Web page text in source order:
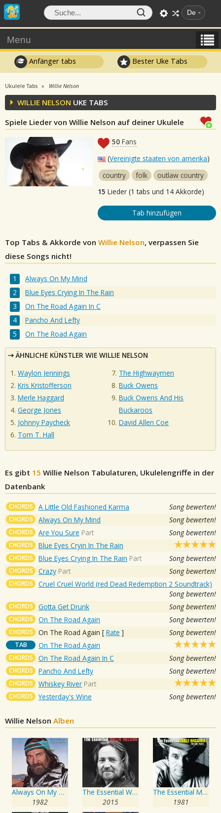
De
Menu
Anfänger tabs Bester Uke Tabs
Ukulele Tabs Willie Nelson
WILLIE NELSON UKE TABS
Spiele Lieder von Willie Nelson auf deiner Ukulele
50 Fans
(Vereinigte staaten von amerika)
country
folk
outlaw country
15 Lieder (1 tabs und 14 Akkorde)
Tab hinzufügen
Top Tabs & Akkorde von Willie Nelson, verpassen Sie
diese Songs nicht!
Always On My Mind
Blue Eyes Crying In The Rain
On The Road Again In C
Pancho And Lefty
On The Road Again
ÄHNLICHE KÜNSTLER WIE WILLIE NELSON
Waylon Jennings
Kris Kristofferson
Merle Haggard
George Jones
Johnny Paycheck
Tom T. Hall
The Highwaymen
Buck Owens
Buck Owens And His
Buckaroos
David Allen Coe
Es gibt 15 Willie Nelson Tabulaturen, Ukulelengriffe in der
Datenbank
CHORDS A Little Old Fashioned Karma Song bewerten!
CHORDS Always On My Mind Song bewerten!
CHORDS Are You Sure Part Song bewerten!
CHORDS Blue Eyes Cryin In The Rain
CHORDS Blue Eyes Crying In The Rain Part Song bewerten!
CHORDS Crazy Part Song bewerten!
CHORDS
Cruel Cruel World (red Dead Redemption 2 Soundtrack)
Song bewerten!
CHORDS Gotta Get Drunk Song bewerten!
CHORDS On The Road Again Song bewerten!
CHORDS On The Road Again [ Rate ] Song bewerten!
TAB On The Road Again
CHORDS On The Road Again In C Song bewerten!
CHORDS Pancho And Lefty Song bewerten!
CHORDS Whiskey River Part
CHORDS Yesterday's Wine Song bewerten!
Willie Nelson Alben
Always On My Mind
1982
The Essential Willie Nelson
2015
The Essential Merle Haggard: The Epic Years
1981